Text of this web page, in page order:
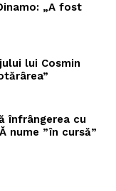
„A fost
lui Cosmin
înfrângerea cu
nume ”în cursă”